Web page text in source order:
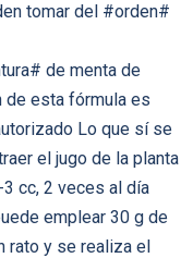
tomar del #orden#
de menta de
de esta fórmula es
Lo que sí se
el jugo de la planta
cc, 2 veces al día
emplear 30 g de
rato y se realiza el